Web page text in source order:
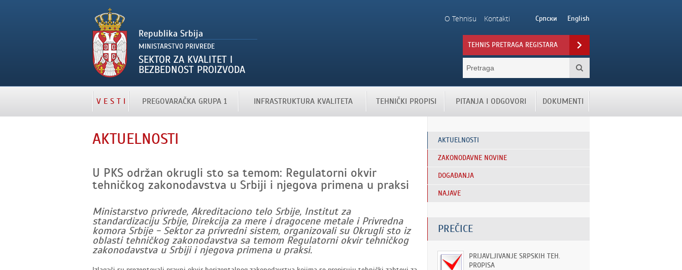
Српски English
O Tehnisu Kontakti
TEHNIS PRETRAGA REGISTARA
V E S T I PREGOVARAČKA GRUPA 1 INFRASTRUKTURA KVALITETA TEHNIČKI PROPISI PITANJA I ODGOVORI DOKUMENTI
AKTUELNOSTI
U PKS održan okrugli sto sa temom: Regulatorni okvir
tehničkog zakonodavstva u Srbiji i njegova primena u praksi
Ministarstvo privrede, Akreditaciono telo Srbije, Institut za
standardizaciju Srbije, Direkcija za mere i dragocene metale i Privredna
komora Srbije - Sektor za privredni sistem, organizovali su Okrugli sto iz
oblasti tehničkog zakonodavstva sa temom Regulatorni okvir tehničkog
zakonodavstva u Srbiji i njegova primena u praksi.
AKTUELNOSTI
ZAKONODAVNE NOVINE
DOGAĐANJA
NAJAVE
PREČICE
PRIJAVLJIVANJE SRPSKIH TEH.
PROPISA